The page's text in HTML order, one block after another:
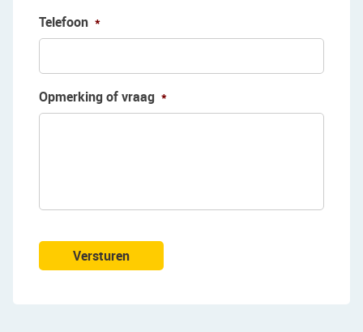
Telefoon *
Opmerking of vraag *
Versturen